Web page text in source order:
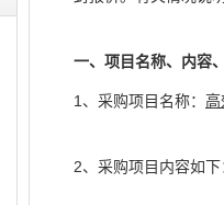
一、项目名称、内容
1、采购项目名称： 高
2、采购项目内容如下